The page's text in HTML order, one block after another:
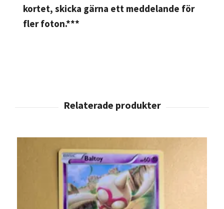
kortet, skicka gärna ett meddelande för
fler foton.***